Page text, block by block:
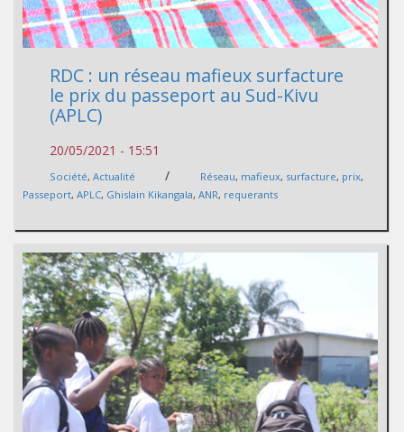
RDC : un réseau mafieux surfacture
le prix du passeport au Sud-Kivu
(APLC)
20/05/2021 - 15:51
Société, Actualité / Réseau, mafieux, surfacture, prix,
Passeport, APLC, Ghislain Kikangala, ANR, requerants